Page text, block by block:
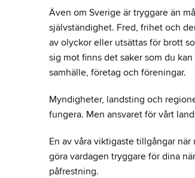
Även om Sverige är tryggare än
självständighet. Fred, frihet och
av olyckor eller utsättas för brott
sig mot finns det saker som du
samhälle, företag och föreningar.
Myndigheter, landsting och
fungera. Men ansvaret för vårt
En av våra viktigaste tillgångar
göra vardagen tryggare för dina
påfrestning.